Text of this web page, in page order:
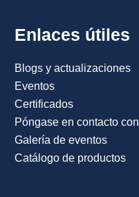
Enlaces útiles
Blogs y actualizaciones
Eventos
Certificados
Póngase en contacto con
Galería de eventos
Catálogo de productos